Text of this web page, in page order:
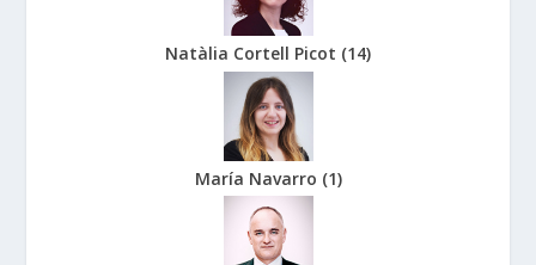
Natàlia Cortell Picot (14)
María Navarro (1)